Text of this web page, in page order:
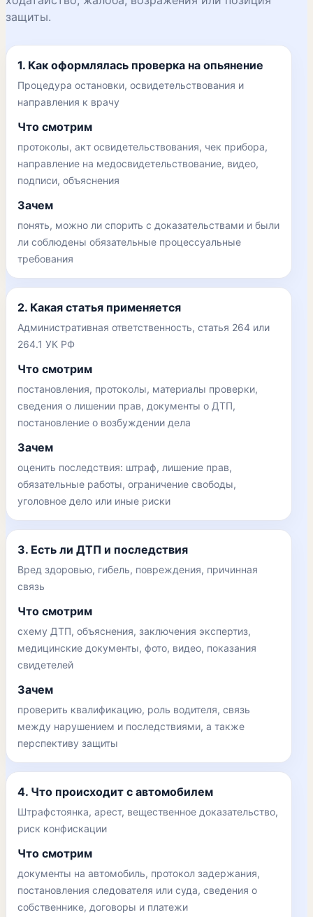
защиты.
1. Как оформлялась проверка на опьянение
Процедура остановки, освидетельствования и
направления к врачу
Что смотрим
протоколы, акт освидетельствования, чек прибора,
направление на медосвидетельствование, видео,
подписи, объяснения
Зачем
понять, можно ли спорить с доказательствами и были
ли соблюдены обязательные процессуальные
требования
2. Какая статья применяется
Административная ответственность, статья 264 или
264.1 УК РФ
Что смотрим
постановления, протоколы, материалы проверки,
сведения о лишении прав, документы о ДТП,
постановление о возбуждении дела
Зачем
оценить последствия: штраф, лишение прав,
обязательные работы, ограничение свободы,
уголовное дело или иные риски
3. Есть ли ДТП и последствия
Вред здоровью, гибель, повреждения, причинная
связь
Что смотрим
схему ДТП, объяснения, заключения экспертиз,
медицинские документы, фото, видео, показания
свидетелей
Зачем
проверить квалификацию, роль водителя, связь
между нарушением и последствиями, а также
перспективу защиты
4. Что происходит с автомобилем
Штрафстоянка, арест, вещественное доказательство,
риск конфискации
Что смотрим
документы на автомобиль, протокол задержания,
постановления следователя или суда, сведения о
собственнике, договоры и платежи